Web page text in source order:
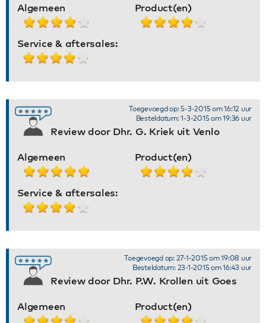
Algemeen Product(en)
Service & aftersales:
Review door Dhr. G. Kriek uit Venlo
Toegevoegd op: 5-3-2015 om 16:12 uur
Besteldatum: 1-3-2015 om 19:36 uur
Algemeen Product(en)
Service & aftersales:
Review door Dhr. P.W. Krollen uit Goes
Toegevoegd op: 27-1-2015 om 19:08 uur
Besteldatum: 23-1-2015 om 16:43 uur
Algemeen Product(en)